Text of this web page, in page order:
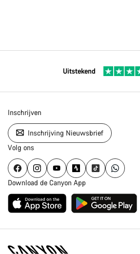
Uitstekend
Inschrijven
Inschrijving Nieuwsbrief
Volg ons
Download de Canyon App